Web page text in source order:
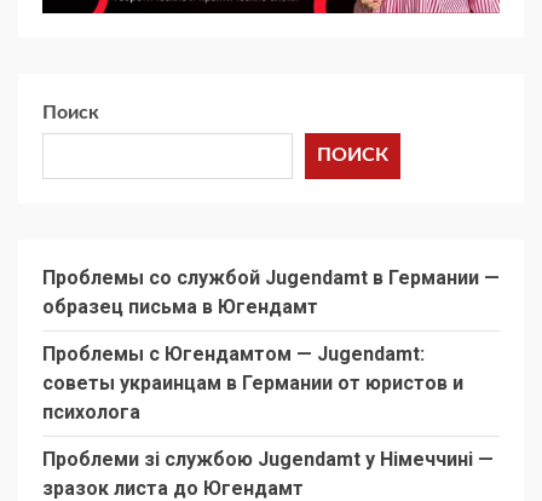
Поиск
ПОИСК
Проблемы со службой Jugendamt в Германии —
образец письма в Югендамт
Проблемы с Югендамтом — Jugendamt:
советы украинцам в Германии от юристов и
психолога
Проблеми зі службою Jugendamt у Німеччині —
зразок листа до Югендамт